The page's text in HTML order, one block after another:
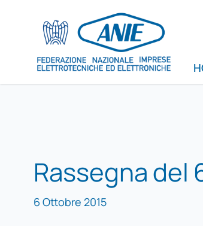
Rassegna del
6 Ottobre 2015